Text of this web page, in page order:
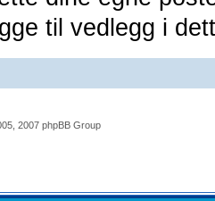
til vedlegg i
2007 phpBB Group